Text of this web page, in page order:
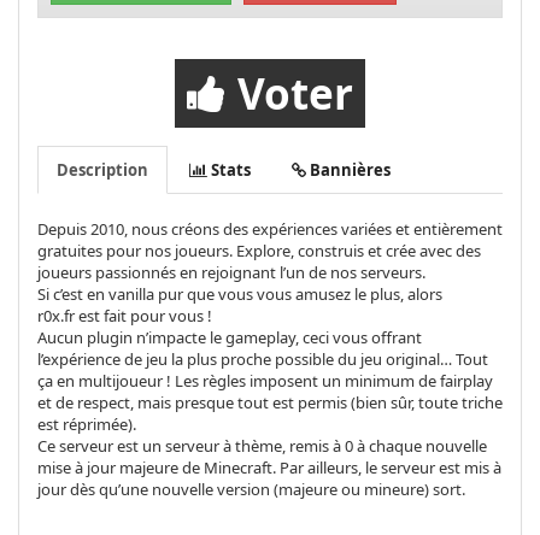
Voter
Description Stats Bannières
Depuis 2010, nous créons des expériences variées et entièrement
gratuites pour nos joueurs. Explore, construis et crée avec des
joueurs passionnés en rejoignant l’un de nos serveurs.
Si c’est en vanilla pur que vous vous amusez le plus, alors
r0x.fr est fait pour vous !
Aucun plugin n’impacte le gameplay, ceci vous offrant
l’expérience de jeu la plus proche possible du jeu original… Tout
ça en multijoueur ! Les règles imposent un minimum de fairplay
et de respect, mais presque tout est permis (bien sûr, toute triche
est réprimée).
Ce serveur est un serveur à thème, remis à 0 à chaque nouvelle
mise à jour majeure de Minecraft. Par ailleurs, le serveur est mis à
jour dès qu’une nouvelle version (majeure ou mineure) sort.